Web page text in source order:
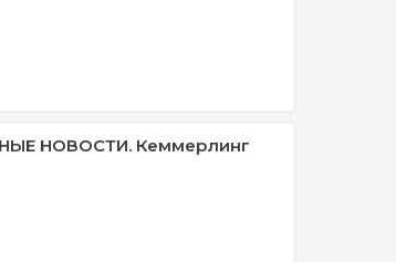
НОВОСТИ. Кеммерлинг